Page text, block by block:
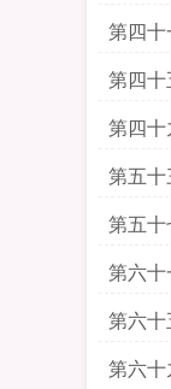
第四
第四
第四
第五
第五
第六
第六
第六